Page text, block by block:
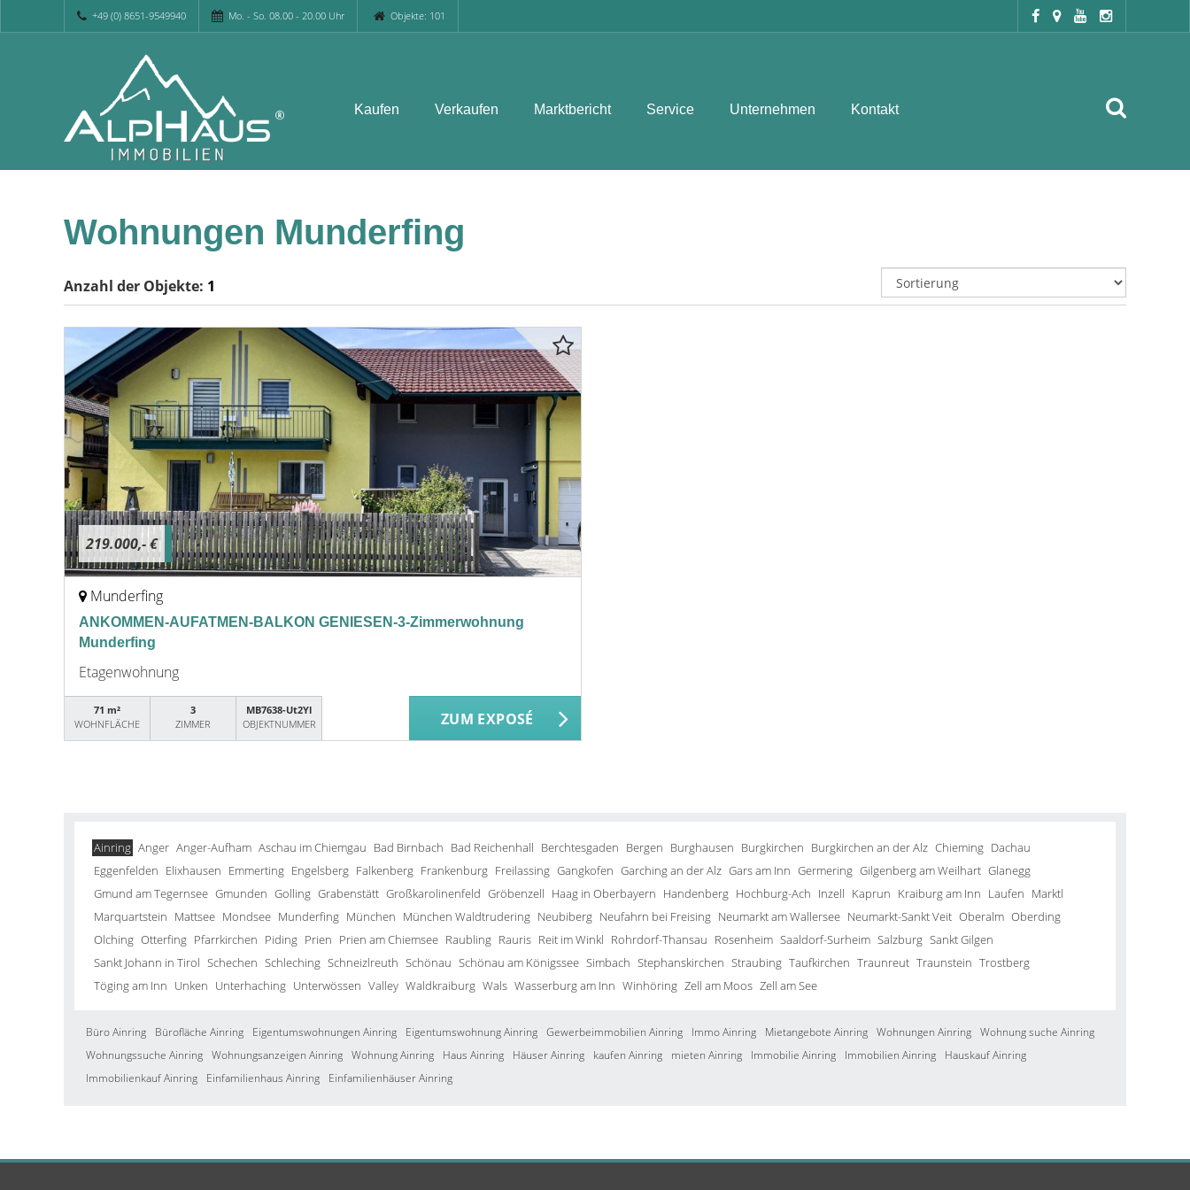
+49 (0) 8651-9549940 Mo. - So. 08.00 - 20.00 Uhr Objekte: 101
Kaufen Verkaufen Marktbericht Service Unternehmen Kontakt
Wohnungen Munderfing
Anzahl der Objekte: 1
219.000,- €
Munderfing
ANKOMMEN-AUFATMEN-BALKON GENIESEN-3-Zimmerwohnung
Munderfing
Etagenwohnung
71 m²
WOHNFLÄCHE
3
ZIMMER
MB7638-Ut2Yl
OBJEKTNUMMER
ZUM EXPOSÉ
Ainring Anger Anger-Aufham Aschau im Chiemgau Bad Birnbach Bad Reichenhall Berchtesgaden Bergen Burghausen Burgkirchen Burgkirchen an der Alz Chieming Dachau
Eggenfelden Elixhausen Emmerting Engelsberg Falkenberg Frankenburg Freilassing Gangkofen Garching an der Alz Gars am Inn Germering Gilgenberg am Weilhart Glanegg
Gmund am Tegernsee Gmunden Golling Grabenstätt Großkarolinenfeld Gröbenzell Haag in Oberbayern Handenberg Hochburg-Ach Inzell Kaprun Kraiburg am Inn Laufen Marktl
Marquartstein Mattsee Mondsee Munderfing München München Waldtrudering Neubiberg Neufahrn bei Freising Neumarkt am Wallersee Neumarkt-Sankt Veit Oberalm Oberding
Olching Otterfing Pfarrkirchen Piding Prien Prien am Chiemsee Raubling Rauris Reit im Winkl Rohrdorf-Thansau Rosenheim Saaldorf-Surheim Salzburg Sankt Gilgen
Sankt Johann in Tirol Schechen Schleching Schneizlreuth Schönau Schönau am Königssee Simbach Stephanskirchen Straubing Taufkirchen Traunreut Traunstein Trostberg
Töging am Inn Unken Unterhaching Unterwössen Valley Waldkraiburg Wals Wasserburg am Inn Winhöring Zell am Moos Zell am See
Büro Ainring Bürofläche Ainring Eigentumswohnungen Ainring Eigentumswohnung Ainring Gewerbeimmobilien Ainring Immo Ainring Mietangebote Ainring Wohnungen Ainring Wohnung suche Ainring
Wohnungssuche Ainring Wohnungsanzeigen Ainring Wohnung Ainring Haus Ainring Häuser Ainring kaufen Ainring mieten Ainring Immobilie Ainring Immobilien Ainring
Hauskauf Ainring
Immobilienkauf Ainring
Einfamilienhaus Ainring Einfamilienhäuser Ainring